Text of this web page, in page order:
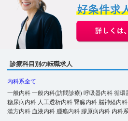
診療科目別の転職求人
内科系全て
一般内科一般内科(訪問診療) 呼吸器内科循環
糖尿病内科 人工透析内科腎臓内科 脳神経内科
漢方内科 血液内科 腫瘍内科 膠原病内科 内科